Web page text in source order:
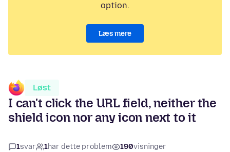
option.
Læs mere
Løst
I can't click the URL field, neither the
shield icon nor any icon next to it
1svar 1har dette problem 190visninger